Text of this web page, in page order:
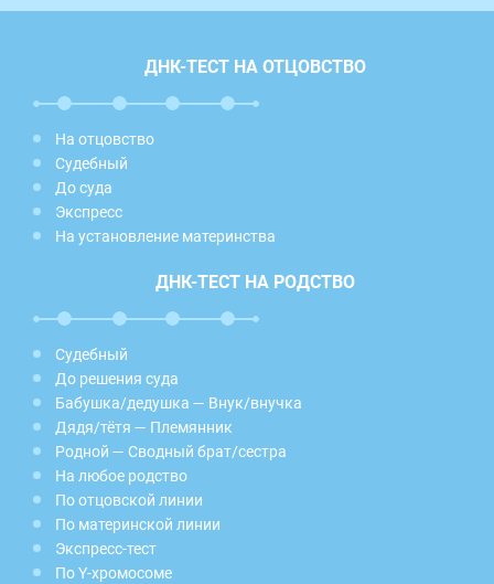
ДНК-ТЕСТ НА ОТЦОВСТВО
На отцовство
Судебный
До суда
Экспресс
На установление материнства
ДНК-ТЕСТ НА РОДСТВО
Судебный
До решения суда
Бабушка/дедушка — Внук/внучка
Дядя/тётя — Племянник
Родной — Сводный брат/сестра
На любое родство
По отцовской линии
По материнской линии
Экспресс-тест
По Y-хромосоме